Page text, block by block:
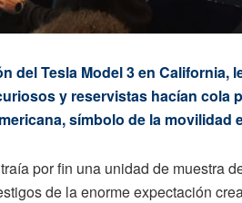
del Tesla Model 3 en California,
y reservistas hacían cola
símbolo de la movilidad
por fin una unidad de muestra
de la enorme expectación